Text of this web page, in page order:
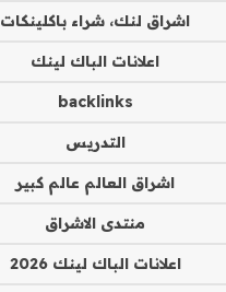
اشراق لنك، شراء باكلينكات
اعلانات الباك لينك
backlinks
التدريس
اشراق العالم عالم كبير
منتدى الاشراق
اعلانات الباك لينك 2026